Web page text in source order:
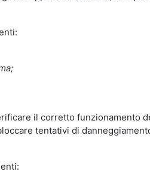
il corretto funzionamento
tentativi di